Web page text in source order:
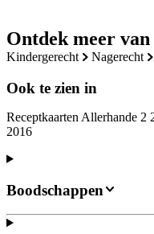
Ontdek meer
kindergerecht nagerecht
Ook te zien in
Receptkaarten Allerhande 2
2016
Boodschappen